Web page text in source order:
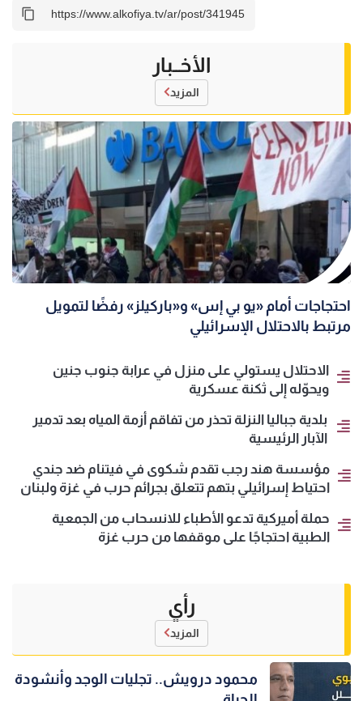
الأخــبار
المزيد
احتجاجات أمام «يو بي إس» و«باركيلز» رفضًا لتمويل
مرتبط بالاحتلال الإسرائيلي
الاحتلال يستولي على منزل في عرابة جنوب جنين
ويحوّله إلى ثكنة عسكرية
بلدية جباليا النزلة تحذر من تفاقم أزمة المياه بعد تدمير
الآبار الرئيسية
مؤسسة هند رجب تقدم شكوى في فيتنام ضد جندي
احتياط إسرائيلي بتهم تتعلق بجرائم حرب في غزة ولبنان
حملة أميركية تدعو الأطباء للانسحاب من الجمعية
الطبية احتجاجًا على موقفها من حرب غزة
رأي
المزيد
محمود درويش.. تجليات الوجد وأنشودة